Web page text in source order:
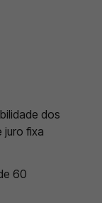
dos
juro fixa
60